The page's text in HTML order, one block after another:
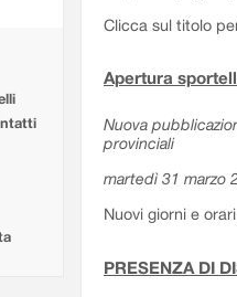
Clicca sul titolo
Apertura
Nuova
provinciali
martedì 31 marzo
Nuovi giorni e
PRESENZA DI